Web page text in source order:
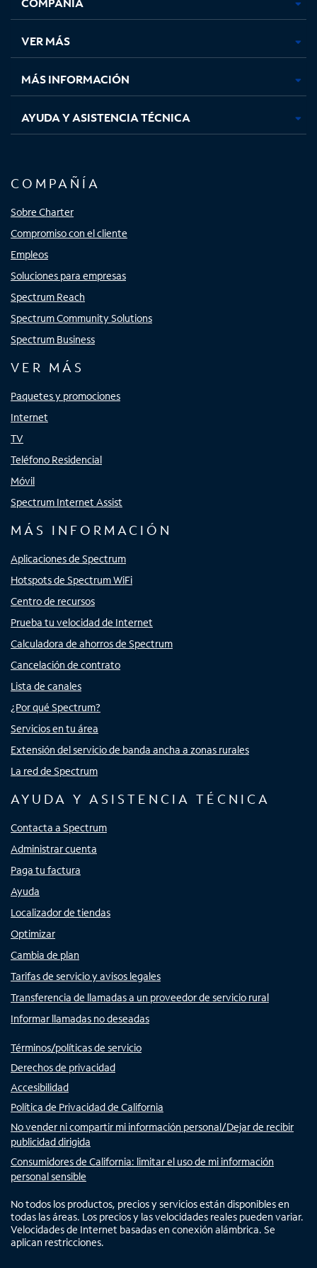
en
pestaña
nueva
en
pestaña
nueva
en
pestaña
nueva
en
nueva
VER MÁS
MÁS INFORMACIÓN
AYUDA Y ASISTENCIA TÉCNICA
COMPAÑÍA
Sobre Charter
Compromiso con el cliente
Empleos
Soluciones para empresas
Spectrum Reach
Spectrum Community Solutions
Spectrum Business
VER MÁS
Paquetes y promociones
Internet
TV
Teléfono Residencial
Móvil
Spectrum Internet Assist
MÁS INFORMACIÓN
Aplicaciones de Spectrum
Hotspots de Spectrum WiFi
Centro de recursos
Prueba tu velocidad de Internet
Calculadora de ahorros de Spectrum
Cancelación de contrato
Lista de canales
¿Por qué Spectrum?
Servicios en tu área
Extensión del servicio de banda ancha a zonas rurales
La red de Spectrum
AYUDA Y ASISTENCIA TÉCNICA
Contacta a Spectrum
Administrar cuenta
Paga tu factura
Ayuda
Localizador de tiendas
Optimizar
Cambia de plan
Tarifas de servicio y avisos legales
Transferencia de llamadas a un proveedor de servicio rural
Informar llamadas no deseadas
Términos/políticas de servicio
Derechos de privacidad
Accesibilidad
Política de Privacidad de California
No vender ni compartir mi información personal/Dejar de recibir
publicidad dirigida
Consumidores de California: limitar el uso de mi información
personal sensible
No todos los productos, precios y servicios están disponibles en
todas las áreas. Los precios y las velocidades reales pueden variar.
Velocidades de Internet basadas en conexión alámbrica. Se
aplican restricciones.